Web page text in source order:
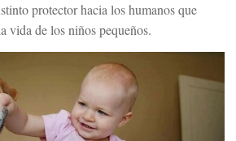
protector hacia los humanos que
vida de los niños pequeños.